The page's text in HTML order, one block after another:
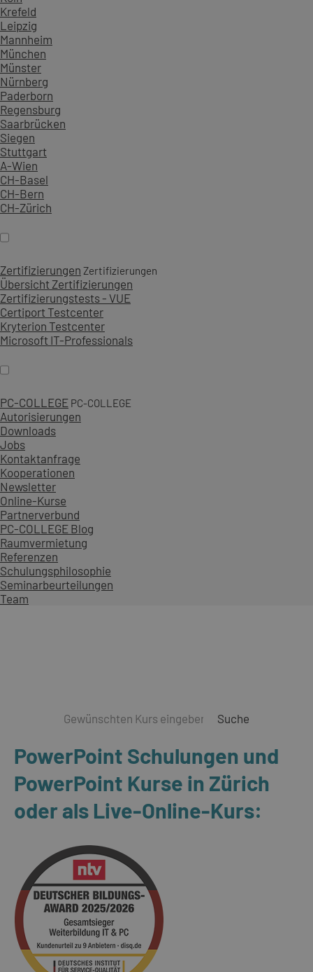
Krefeld
Leipzig
Mannheim
München
Münster
Nürnberg
Paderborn
Regensburg
Saarbrücken
Siegen
Stuttgart
A-Wien
CH-Basel
CH-Bern
CH-Zürich
Zertifizierungen Zertifizierungen
Übersicht Zertifizierungen
Zertifizierungstests - VUE
Certiport Testcenter
Kryterion Testcenter
Microsoft IT-Professionals
PC-COLLEGE PC-COLLEGE
Autorisierungen
Downloads
Jobs
Kontaktanfrage
Kooperationen
Newsletter
Online-Kurse
Partnerverbund
PC-COLLEGE Blog
Raumvermietung
Referenzen
Schulungsphilosophie
Seminarbeurteilungen
Team
Suche
PowerPoint Schulungen und
PowerPoint Kurse in Zürich
oder als Live-Online-Kurs: